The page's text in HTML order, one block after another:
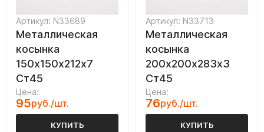
Артикул: N33689
Металлическая
косынка
150х150х212х7
Ст45
Цена:
95руб./шт.
КУПИТЬ
Артикул: N33713
Металлическая
косынка
200х200х283х3
Ст45
Цена:
76руб./шт.
КУПИТЬ